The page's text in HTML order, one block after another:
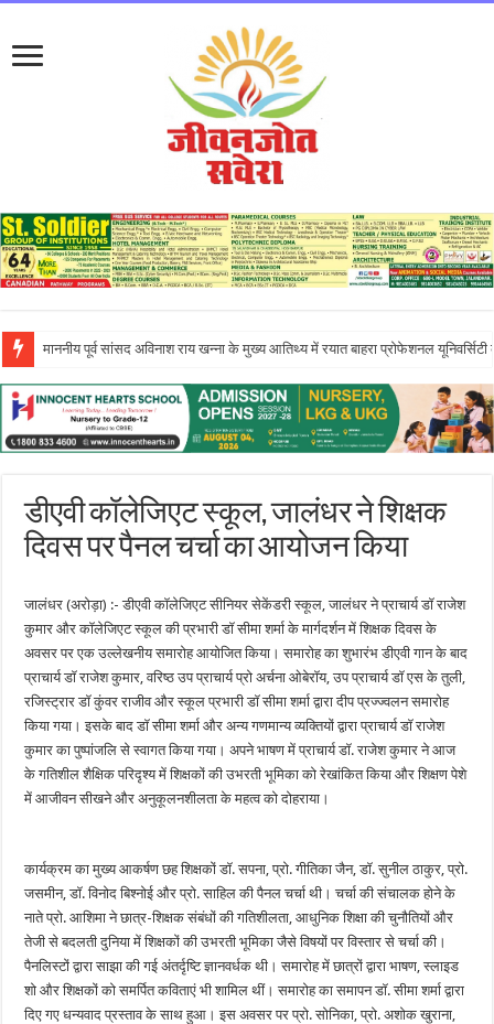
इन्नोसेंट हार्ट्स स्कूल में ‘दिशा – एन इनिशिएटिव’ के तहत आयोजित एंटरप्रेन्योरशिप सेमिनार
डीएवी कॉलेजिएट स्कूल, जालंधर ने शिक्षक
दिवस पर पैनल चर्चा का आयोजन किया
जालंधर (अरोड़ा) :- डीएवी कॉलेजिएट सीनियर सेकेंडरी स्कूल, जालंधर ने प्राचार्य डॉ राजेश
कुमार और कॉलेजिएट स्कूल की प्रभारी डॉ सीमा शर्मा के मार्गदर्शन में शिक्षक दिवस के
अवसर पर एक उल्लेखनीय समारोह आयोजित किया। समारोह का शुभारंभ डीएवी गान के बाद
प्राचार्य डॉ राजेश कुमार, वरिष्ठ उप प्राचार्य प्रो अर्चना ओबेरॉय, उप प्राचार्य डॉ एस के तुली,
रजिस्ट्रार डॉ कुंवर राजीव और स्कूल प्रभारी डॉ सीमा शर्मा द्वारा दीप प्रज्ज्वलन समारोह
किया गया। इसके बाद डॉ सीमा शर्मा और अन्य गणमान्य व्यक्तियों द्वारा प्राचार्य डॉ राजेश
कुमार का पुष्पांजलि से स्वागत किया गया। अपने भाषण में प्राचार्य डॉ. राजेश कुमार ने आज
के गतिशील शैक्षिक परिदृश्य में शिक्षकों की उभरती भूमिका को रेखांकित किया और शिक्षण पेशे
में आजीवन सीखने और अनुकूलनशीलता के महत्व को दोहराया।
कार्यक्रम का मुख्य आकर्षण छह शिक्षकों डॉ. सपना, प्रो. गीतिका जैन, डॉ. सुनील ठाकुर, प्रो.
जसमीन, डॉ. विनोद बिश्नोई और प्रो. साहिल की पैनल चर्चा थी। चर्चा की संचालक होने के
नाते प्रो. आशिमा ने छात्र-शिक्षक संबंधों की गतिशीलता, आधुनिक शिक्षा की चुनौतियों और
तेजी से बदलती दुनिया में शिक्षकों की उभरती भूमिका जैसे विषयों पर विस्तार से चर्चा की।
पैनलिस्टों द्वारा साझा की गई अंतर्दृष्टि ज्ञानवर्धक थी। समारोह में छात्रों द्वारा भाषण, स्लाइड
शो और शिक्षकों को समर्पित कविताएं भी शामिल थीं। समारोह का समापन डॉ. सीमा शर्मा द्वारा
दिए गए धन्यवाद प्रस्ताव के साथ हुआ। इस अवसर पर प्रो. सोनिका, प्रो. अशोक खुराना,